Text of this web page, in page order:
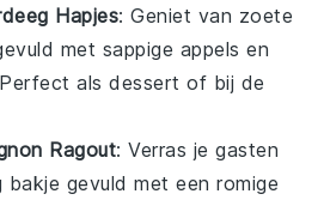
Hapjes: Geniet van zoete
met sappige appels en
Perfect alsdessert of bij de
Ragout: Verras je gasten
gevuld met een romige